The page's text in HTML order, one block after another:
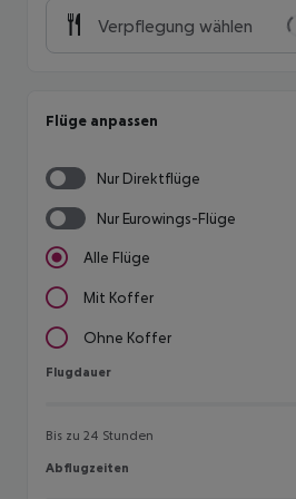
Verpflegung wählen
Flüge anpassen
Nur Direktflüge
Nur Eurowings-Flüge
Alle Flüge
Mit Koffer
Ohne Koffer
Flugdauer
Flugdauer
Bis zu 24 Stunden
Abflugzeiten
Abflugzeiten